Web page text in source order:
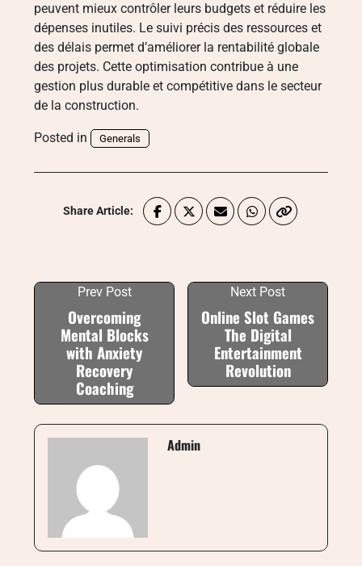
peuvent mieux contrôler leurs budgets et réduire les
dépenses inutiles. Le suivi précis des ressources et
des délais permet d’améliorer la rentabilité globale
des projets. Cette optimisation contribue à une
gestion plus durable et compétitive dans le secteur
de la construction.
Posted in Generals
Share Article:
Prev Post
Overcoming
Mental Blocks
with Anxiety
Recovery
Coaching
Next Post
Online Slot Games
The Digital
Entertainment
Revolution
Admin